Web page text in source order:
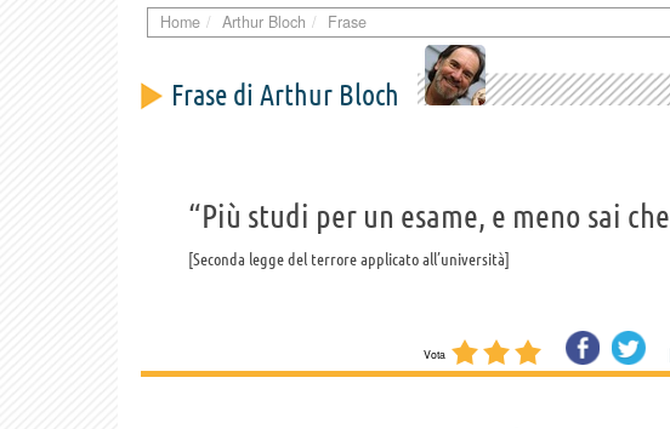
Home Arthur Bloch Frase
Frase di Arthur Bloch
“Più studi per un esame, e meno sai che
Seconda legge del terrore applicato all’università
Vota